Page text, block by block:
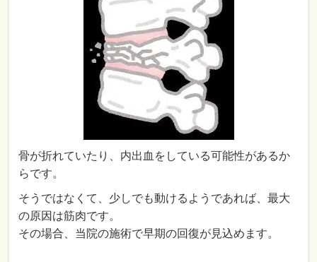
骨が折れていたり、内出血をしている可能性があるか
らです。
そうではなくて、少しでも動けるようであれば、最大
の原因は筋肉です。
その場合、当院の施術で早期の回復が見込めます。